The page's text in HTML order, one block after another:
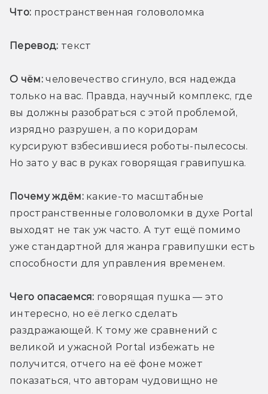
Что: пространственная головоломка
Перевод: текст
О чём: человечество сгинуло, вся надежда
только на вас. Правда, научный комплекс, где
вы должны разобраться с этой проблемой,
изрядно разрушен, а по коридорам
курсируют взбесившиеся роботы-пылесосы.
Но зато у вас в руках говорящая гравипушка.
Почему ждём: какие-то масштабные
пространственные головоломки в духе Portal
выходят не так уж часто. А тут ещё помимо
уже стандартной для жанра гравипушки есть
способности для управления временем.
Чего опасаемся: говорящая пушка — это
интересно, но её легко сделать
раздражающей. К тому же сравнений с
великой и ужасной Portal избежать не
получится, отчего на её фоне может
показаться, что авторам чудовищно не